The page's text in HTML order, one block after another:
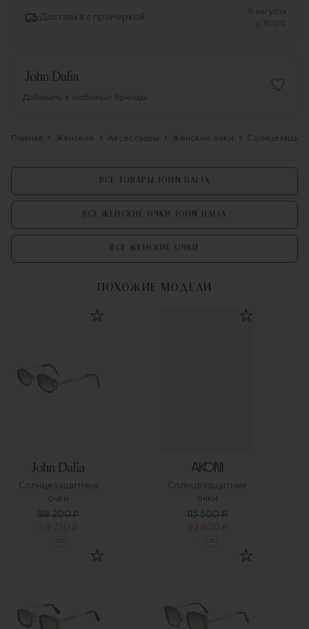
Доставка с примеркой
8 августа
c 10:00
Добавить в любимые бренды
Главная Женское Аксессуары Женские очки
ВСЕ ТОВАРЫ JOHN DALIA
ВСЕ ЖЕНСКИЕ ОЧКИ JOHN DALIA
ВСЕ ЖЕНСКИЕ ОЧКИ
ПОХОЖИЕ МОДЕЛИ
Солнцезащитные
очки
98 200 ₽
68 750 ₽
%
Солнцезащитные
очки
115 500 ₽
92 400 ₽
20 %